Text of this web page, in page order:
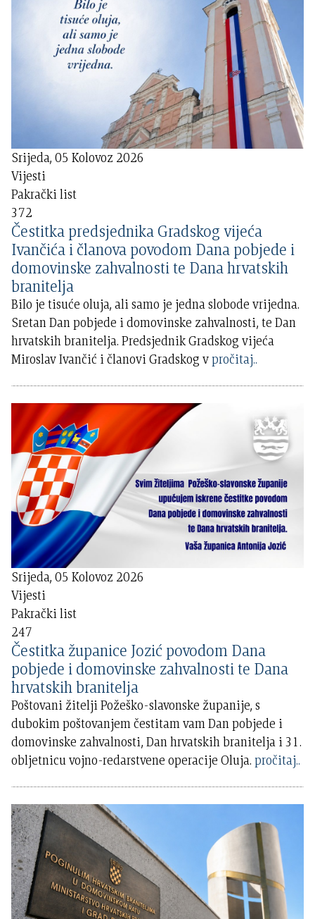
Srijeda, 05 Kolovoz 2026
Vijesti
Pakrački list
372
Čestitka predsjednika Gradskog vijeća
Ivančića i članova povodom Dana pobjede i
domovinske zahvalnosti te Dana hrvatskih
branitelja
Bilo je tisuće oluja, ali samo je jedna slobode vrijedna.
Sretan Dan pobjede i domovinske zahvalnosti, te Dan
hrvatskih branitelja. Predsjednik Gradskog vijeća
Miroslav Ivančić i članovi Gradskog vpročitaj..
Srijeda, 05 Kolovoz 2026
Vijesti
Pakrački list
247
Čestitka županice Jozić povodom Dana
pobjede i domovinske zahvalnosti te Dana
hrvatskih branitelja
Poštovani žitelji Požeško-slavonske županije, s
dubokim poštovanjem čestitam vam Dan pobjede i
domovinske zahvalnosti, Dan hrvatskih branitelja i 31.
obljetnicu vojno-redarstvene operacije Oluja.pročitaj..